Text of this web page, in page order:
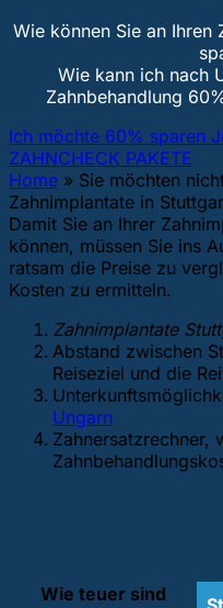
Wie können Sie an Ihren
Wie kann ich nach
Zahnbehandlung
Ich möchte 60% sparen
ZAHNCHECK PAKETE
Home » Sie möchten
Zahnimplantate in
Damit Sie an Ihrer
können, müssen Sie ins
ratsam die Preise zu
Kosten zu ermitteln.
Zahnimplantate
Abstand zwischen
Reiseziel und die
Ungarn
Zahnersatzrechner,
Wie teuer sind